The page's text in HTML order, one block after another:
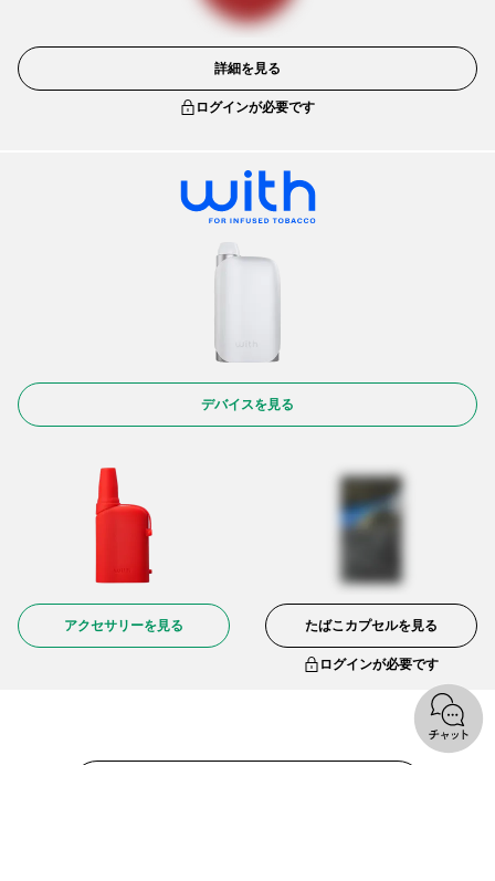
詳細を見る
ログインが必要です
デバイスを見る
アクセサリーを見る たばこカプセルを見る
ログインが必要です